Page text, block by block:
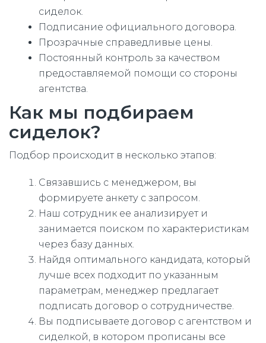
сиделок.
Подписание официального договора.
Прозрачные справедливые цены.
Постоянный контроль за качеством
предоставляемой помощи со стороны
агентства.
Как мы подбираем
сиделок?
Подбор происходит в несколько этапов:
Связавшись с менеджером, вы
формируете анкету с запросом.
Наш сотрудник ее анализирует и
занимается поиском по характеристикам
через базу данных.
Найдя оптимального кандидата, который
лучше всех подходит по указанным
параметрам, менеджер предлагает
подписать договор о сотрудничестве.
Вы подписываете договор с агентством и
сиделкой, в котором прописаны все